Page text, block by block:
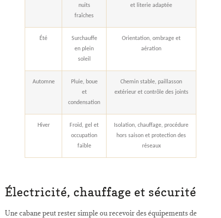
nuits
fraîches
et literie adaptée
Été
Surchauffe
en plein
soleil
Orientation, ombrage et
aération
Automne
Pluie, boue
et
condensation
Chemin stable, paillasson
extérieur et contrôle des joints
Hiver
Froid, gel et
occupation
faible
Isolation, chauffage, procédure
hors saison et protection des
réseaux
Électricité, chauffage et sécurité
Une cabane peut rester simple ou recevoir des équipements de